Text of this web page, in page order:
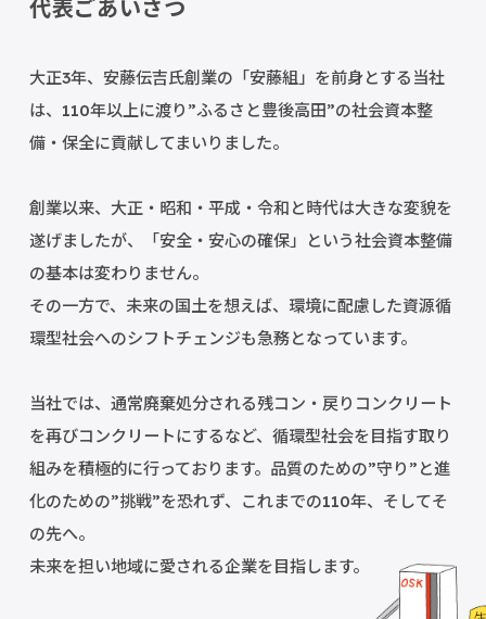
代表ごあいさつ
大正3年、安藤伝吉氏創業の「安藤組」を前身とする当社
は、 110年以上に渡り”ふるさと豊後高田”の社会資本整
備・保全に貢献してまいりました。
創業以来、大正・昭和・平成・令和と時代は大きな変貌を
遂げましたが、
「安全・安心の確保」という社会資本整備
の基本は変わりません。
その一方で、未来の国土を想えば、環境に配慮した資源循
環型社会へのシフトチェンジも急務となっています。
当社では、通常廃棄処分される残コン・戻りコンクリート
を再びコンクリートにするなど、循環型社会を目指す取り
組みを積極的に行っております。品質のための”守り”と進
化のための”挑戦”を恐れず、これまでの110年、そしてそ
の先へ。
未来を担い地域に愛される企業を目指します。